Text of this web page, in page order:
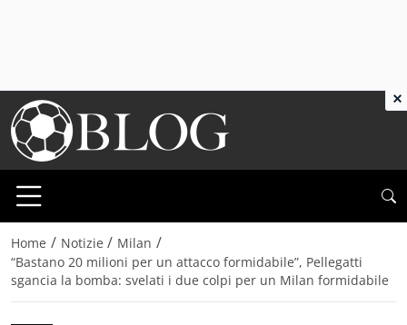
Home / Notizie / Milan /
“Bastano 20 milioni per un attacco formidabile”, Pellegatti
sgancia la bomba: svelati i due colpi per un Milan formidabile
×